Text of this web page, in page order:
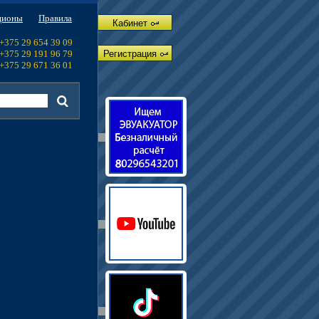
Правила
+375 29 654 39 09
+375 29 191 96 79
+375 29 671 36 01
Кабинет
Регистрация